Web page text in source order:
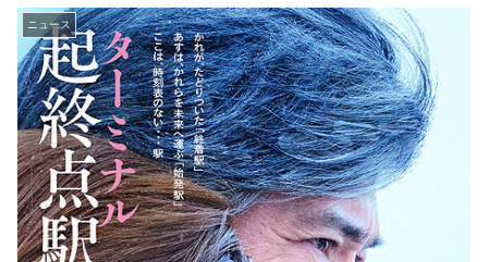
ニュース